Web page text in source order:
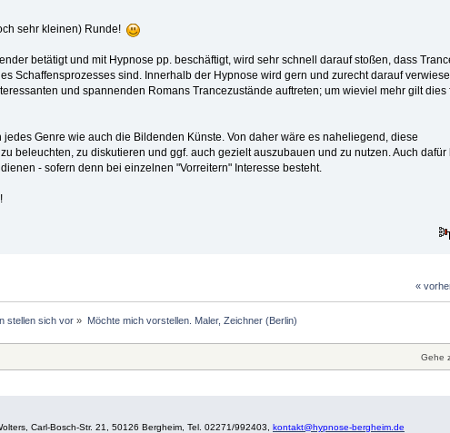
sehr kleinen) Runde!
betätigt und mit Hypnose pp. beschäftigt, wird sehr schnell darauf stoßen, dass
Schaffensprozesses sind. Innerhalb der Hypnose wird gern und zurecht darauf
und spannenden Romans Trancezustände auftreten; um wieviel mehr gilt dies
jedes Genre wie auch die Bildenden Künste. Von daher wäre es naheliegend, diese
beleuchten, zu diskutieren und ggf. auch gezielt auszubauen und zu nutzen. Auch dafür
- sofern denn bei einzelnen "Vorreitern" Interesse besteht.
«
stellen sich vor » Möchte mich vorstellen. Maler, Zeichner (Berlin)
Gehe
Carl-Bosch-Str. 21, 50126 Bergheim, Tel. 02271/992403, kontakt@hypnose-bergheim.de